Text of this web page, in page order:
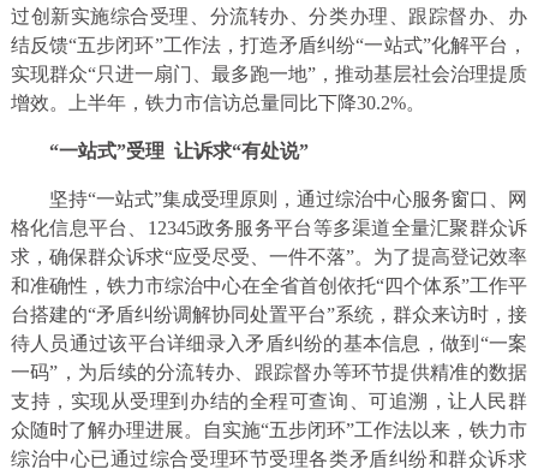
过创新实施综合受理、分流转办、分类办理、跟踪督办、办
结反馈“五步闭环”工作法，打造矛盾纠纷“一站式”化解平台，
实现群众“只进一扇门、最多跑一地”，推动基层社会治理提质
增效。上半年，铁力市信访总量同比下降30.2%。
“一站式”受理 让诉求“有处说”
坚持“一站式”集成受理原则，通过综治中心服务窗口、网
格化信息平台、12345政务服务平台等多渠道全量汇聚群众诉
求，确保群众诉求“应受尽受、一件不落”。为了提高登记效率
和准确性，铁力市综治中心在全省首创依托“四个体系”工作平
台搭建的“矛盾纠纷调解协同处置平台”系统，群众来访时，接
待人员通过该平台详细录入矛盾纠纷的基本信息，做到“一案
一码”，为后续的分流转办、跟踪督办等环节提供精准的数据
支持，实现从受理到办结的全程可查询、可追溯，让人民群
众随时了解办理进展。自实施“五步闭环”工作法以来，铁力市
综治中心已通过综合受理环节受理各类矛盾纠纷和群众诉求